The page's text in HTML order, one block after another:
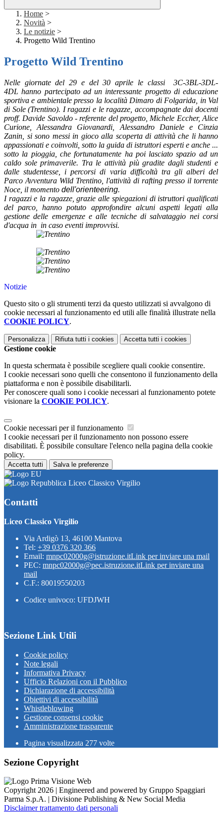
Home >
Novità >
Le notizie >
Progetto Wild Trentino
Progetto Wild Trentino
Nelle giornate del 29 e del 30 aprile le classi 3C-3BL-3DL-
4DL hanno partecipato ad un interessante progetto di educazione
sportiva e ambientale presso la località Dimaro di Folgarida, in Val
di Sole (Trentino). I ragazzi e le ragazze, accompagnate dai docenti
proff. Davide Savoldo - referente del progetto, Michele Eccher, Alice
Curione, Alessandra Giovanardi, Alessandro Daniele e Cinzia
Zanin, si sono messi in gioco alla scoperta di attività che li hanno
appassionati e coinvolti, sotto la guida di istruttori esperti e anche ...
sotto la pioggia, che fortunatamente ha poi lasciato spazio ad un
caldo sole primaverile. Tra le attività più gradite dagli studenti e
dalle studentesse, i percorsi di varia difficoltà tra gli alberi del
Parco Avventura Wild Trentino, l'attività di rafting presso il torrente
Noce, il momento dell'orienteering.
I ragazzi e la ragazze, grazie alle spiegazioni di istruttori qualificati
del parco, hanno potuto approfondire alcuni aspetti legati alla
gestione delle emergenze e alle tecniche di salvataggio nei corsi
d'acqua in in caso eventi improvvisi.
Notizie
Questo sito o gli strumenti terzi da questo utilizzati si avvalgono di
cookie necessari al funzionamento ed utili alle finalità illustrate nella
COOKIE POLICY.
Personalizza Rifiuta tutti i cookies Accetta tutti i cookies
Gestione cookie
In questa schermata è possibile scegliere quali cookie consentire.
I cookie necessari sono quelli che consentono il funzionamento della
piattaforma e non è possibile disabilitarli.
Per conoscere quali sono i cookie necessari al funzionamento potete
visionare la COOKIE POLICY.
Cookie necessari per il funzionamento
I cookie necessari per il funzionamento non possono essere
disabilitati. È possibile consultare l'elenco nella pagina della cookie
policy.
Accetta tutti Salva le preferenze
Liceo Classico Virgilio
Contatti
Liceo Classico Virgilio
Via Ardigò 13, 46100 Mantova
Tel: +39 0376 320 366
Email: mnpc02000g@istruzione.itLink per inviare una mail
PEC: mnpc02000g@pec.istruzione.itLink per inviare una
mail
C.F.: 80019550203
Codice univoco: UFDJWH
Sezione Link Utili
Cookie policy
Note legali
Informativa Privacy
Ufficio Relazioni con il Pubblico
Dichiarazione di accessibilità
Obiettivi di accessibilità
Whistleblowing
Gestione consensi cookie
Amministrazione trasparente
Pagina visualizzata 277 volte
Sezione Copyright
Copyright 2026 | Engineered and powered by Gruppo Spaggiari
Parma S.p.A. | Divisione Publishing & New Social Media
Disclaimer trattamento dati personali